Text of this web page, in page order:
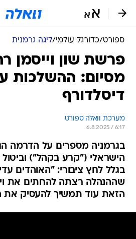
ספורט/כדורגל עולמי/ליגה גרמנית
פרשת שון וייסמן
מסיום: ההשלכות
דיסלדורף
מערכת וואלה ספורט
6.8.2025 / 6:17
בגרמניה מספרים על הדרמה
הישראלי ("קרע בקהל")
בגלל לחץ ציבורי: "האוהדים
שההנהלה רצתה להחתים את
הזאת עוד תמשיך להעסיק את